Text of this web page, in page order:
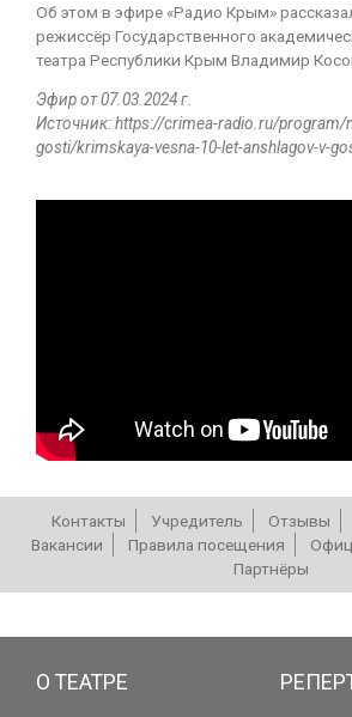
Об этом в эфире «Радио Крым»
режиссёр Государственного
театра Республики Крым Владимир
Эфир от 07.03.2024 г.
Источник: https://crimea-radio.ru/program/
gosti/krimskaya-vesna-10-let-anshlagov-v-
Контакты Учредитель Отзывы
Вакансии
Правила посещения
Партнёры
О ТЕАТРЕ